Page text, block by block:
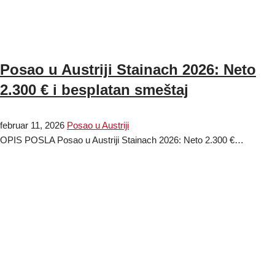
Posao u Austriji Stainach 2026: Neto
2.300 € i besplatan smeštaj
februar 11, 2026 Posao u Austriji
OPIS POSLA Posao u Austriji Stainach 2026: Neto 2.300 €…